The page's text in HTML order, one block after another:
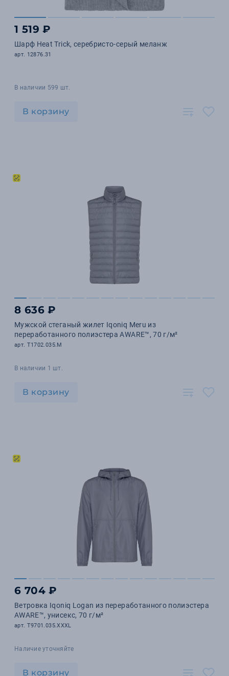
1 519 ₽
Шарф Heat Trick, серебристо-серый меланж
арт. 12876.31
В наличии 599 шт.
В корзину
8 636 ₽
Мужской стеганый жилет Iqoniq Meru из
переработанного полиэстера AWARE™, 70 г/м²
арт. T1702.035.M
В наличии 1 шт.
В корзину
6 704 ₽
Ветровка Iqoniq Logan из переработанного полиэстера
AWARE™, унисекс, 70 г/м²
арт. T9701.035.XXXL
Наличие уточняйте
В корзину